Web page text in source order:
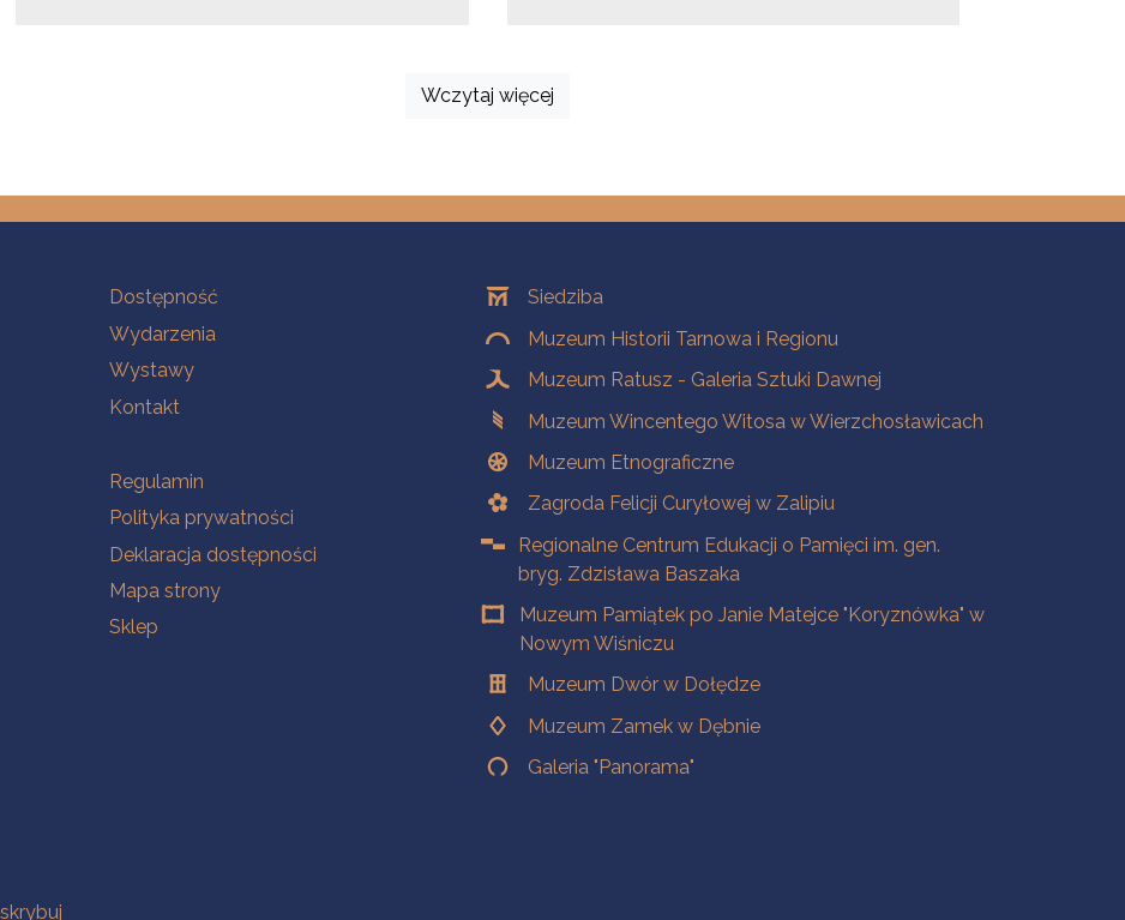
Wczytaj więcej
Na skróty
Dostępność
Wydarzenia
Wystawy
Kontakt
Na skróty
Regulamin
Polityka prywatności
Deklaracja dostępności
Mapa strony
Sklep
OddziałySiedziba
Muzeum Historii Tarnowa i Regionu
Muzeum Ratusz - Galeria Sztuki Dawnej
Muzeum Wincentego Witosa w Wierzchosławicach
Muzeum Etnograficzne
Zagroda Felicji Curyłowej w Zalipiu
Regionalne Centrum Edukacji o Pamięci im. gen.
bryg. Zdzisława Baszaka
Muzeum Pamiątek po Janie Matejce "Koryznówka" w
Nowym Wiśniczu
Muzeum Dwór w Dołędze
Muzeum Zamek w Dębnie
Galeria "Panorama"